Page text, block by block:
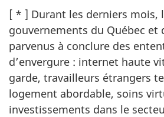
[ * ] Durant les derniers mois,
gouvernements du Québec et
parvenus à conclure des
d’envergure : internet haute
garde, travailleurs étrangers
logement abordable, soins
investissements dans le